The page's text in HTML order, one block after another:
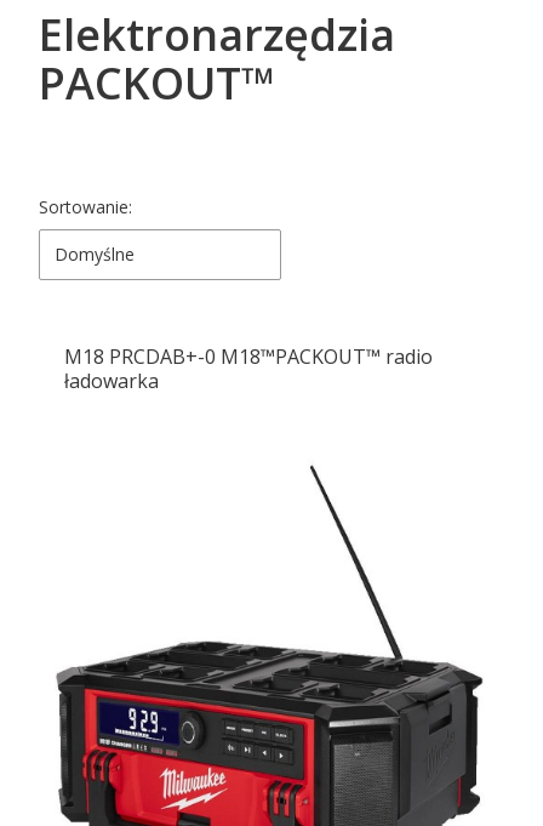
Elektronarzędzia
PACKOUT™
Lista produktów
Sortowanie:
Domyślne
M18 PRCDAB+-0 M18™PACKOUT™ radio
ładowarka